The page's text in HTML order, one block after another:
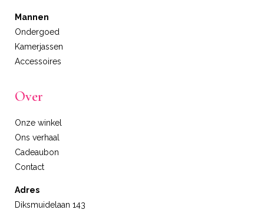
Mannen
Ondergoed
Kamerjassen
Accessoires
Over
Onze winkel
Ons verhaal
Cadeaubon
Contact
Adres
Diksmuidelaan 143